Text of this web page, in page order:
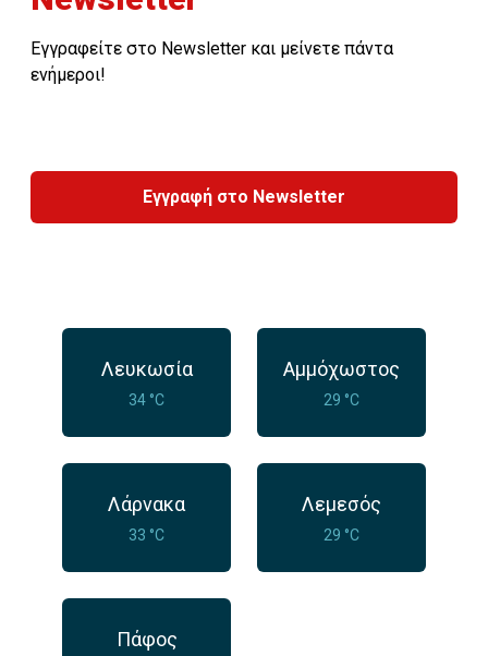
Εγγραφείτε στο Newsletter και μείνετε πάντα
ενήμεροι!
Εγγραφή στο Newsletter
Λευκωσία
34 °C
Αμμόχωστος
29 °C
Λάρνακα
33 °C
Λεμεσός
29 °C
Πάφος